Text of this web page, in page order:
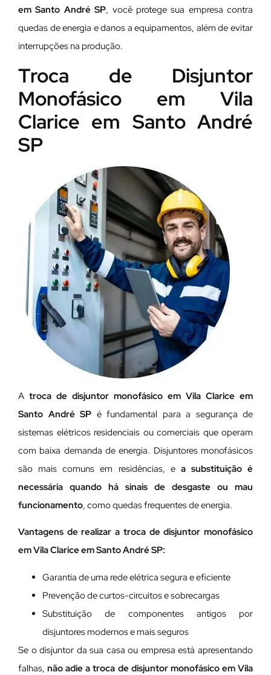
em Santo André SP, você protege sua empresa contra
quedas de energia e danos a equipamentos, além de evitar
interrupções na produção.
Troca de Disjuntor
Monofásico em Vila
Clarice em Santo André
SP
A troca de disjuntor monofásico em Vila Clarice em
Santo André SP é fundamental para a segurança de
sistemas elétricos residenciais ou comerciais que operam
com baixa demanda de energia. Disjuntores monofásicos
são mais comuns em residências, e a substituição é
necessária quando há sinais de desgaste ou mau
funcionamento, como quedas frequentes de energia.
Vantagens de realizar a troca de disjuntor monofásico
em Vila Clarice em Santo André SP:
Garantia de uma rede elétrica segura e eficiente
Prevenção de curtos-circuitos e sobrecargas
Substituição de componentes antigos por
disjuntores modernos e mais seguros
Se o disjuntor da sua casa ou empresa está apresentando
falhas,não adie a troca de disjuntor monofásico em Vila